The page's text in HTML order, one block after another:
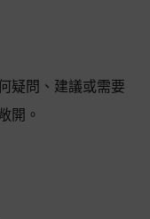
疑問、建議或需要
開。